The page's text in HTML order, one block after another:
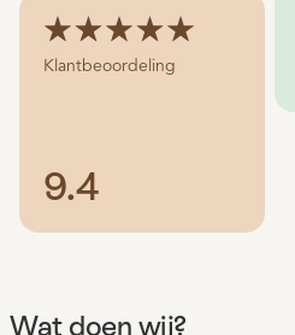
Klantbeoordeling
9.4
Wat doen wij?